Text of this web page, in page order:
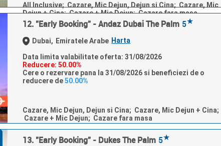
All Inclusive; Cazare, Mic Dejun, Dejun si Cina; Cazare, Mic
Dejun + Cina; Cazare + Mic Dejun; Cazare fara masa
12. "Early Booking" - Andaz Dubai The Palm 5★
Dubai, Emiratele Arabe Harta
Data limita valabilitate oferta: 31/08/2026
Reducere: 50.00%
Cere o rezervare pana la 31/08/2026 si beneficiezi de o
reducere de50.00%
Cazare, Mic Dejun, Dejun si Cina; Cazare, Mic Dejun + Cina;
Cazare + Mic Dejun; Cazare fara masa
13. "Early Booking" - Dukes The Palm 5★